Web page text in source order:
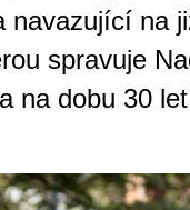
navazující na
spravuje
na dobu 30
hry. V
nabídku her
pro pravidelné